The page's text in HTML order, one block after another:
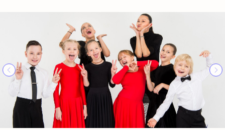
форма на первое
занятие
пропуски
занятий
мероприятия
и
соревнования